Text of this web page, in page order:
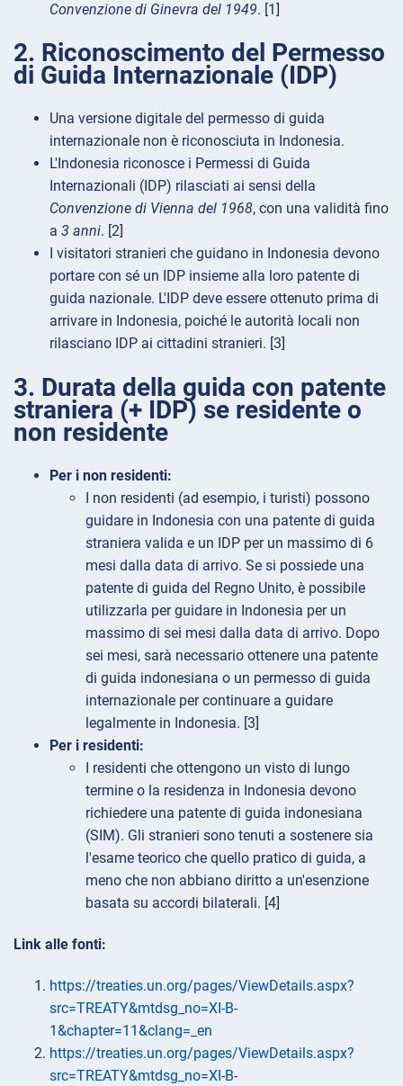
Convenzione di Ginevra del 1949. [1]
2. Riconoscimento del Permesso
di Guida Internazionale (IDP)
Una versione digitale del permesso di guida
internazionale non è riconosciuta in Indonesia.
L'Indonesia riconosce i Permessi di Guida
Internazionali (IDP) rilasciati ai sensi della
Convenzione di Vienna del 1968, con una validità fino
a 3 anni. [2]
I visitatori stranieri che guidano in Indonesia devono
portare con sé un IDP insieme alla loro patente di
guida nazionale. L'IDP deve essere ottenuto prima di
arrivare in Indonesia, poiché le autorità locali non
rilasciano IDP ai cittadini stranieri. [3]
3. Durata della guida con patente
straniera (+ IDP) se residente o
non residente
Per i non residenti:
I non residenti (ad esempio, i turisti) possono
guidare in Indonesia con una patente di guida
straniera valida e un IDP per un massimo di 6
mesi dalla data di arrivo. Se si possiede una
patente di guida del Regno Unito, è possibile
utilizzarla per guidare in Indonesia per un
massimo di sei mesi dalla data di arrivo. Dopo
sei mesi, sarà necessario ottenere una patente
di guida indonesiana o un permesso di guida
internazionale per continuare a guidare
legalmente in Indonesia. [3]
Per i residenti:
I residenti che ottengono un visto di lungo
termine o la residenza in Indonesia devono
richiedere una patente di guida indonesiana
(SIM). Gli stranieri sono tenuti a sostenere sia
l'esame teorico che quello pratico di guida, a
meno che non abbiano diritto a un'esenzione
basata su accordi bilaterali. [4]
Link alle fonti:
https://treaties.un.org/pages/ViewDetails.aspx?
src=TREATY&mtdsg_no=XI-B-
1&chapter=11&clang=_en
https://treaties.un.org/pages/ViewDetails.aspx?
src=TREATY&mtdsg_no=XI-B-